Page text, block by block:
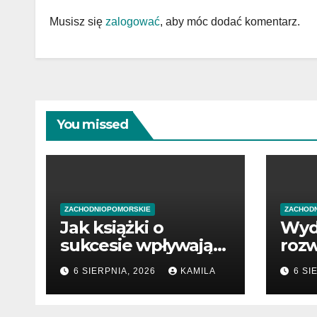
Musisz się zalogować, aby móc dodać komentarz.
You missed
ZACHODNIOPOMORSKIE
Jak książki o
sukcesie wpływają
na rozwój wiedzy
6 SIERPNIA, 2026 KAMILA 6